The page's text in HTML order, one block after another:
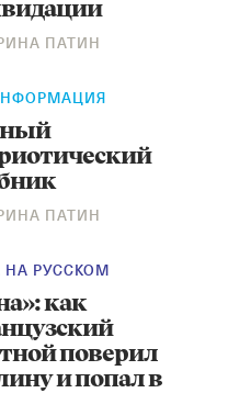
ПАТИН
ПАТИН
НА РУССКОМ
как
поверил
и попал в